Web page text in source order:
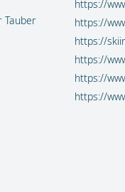
Tauber
https://
https://
https://
https://
https://
https://